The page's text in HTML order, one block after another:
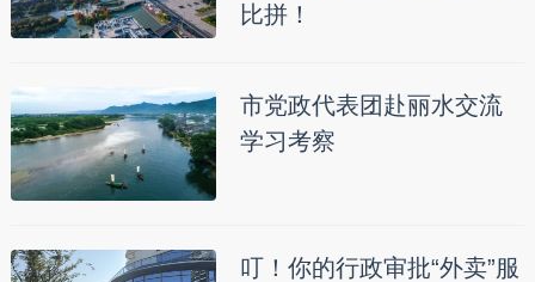
比拼！
市党政代表团赴丽水交流
学习考察
叮！你的行政审批“外卖”服